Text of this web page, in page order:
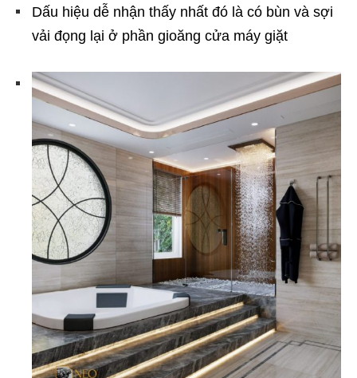
Dấu hiệu dễ nhận thấy nhất đó là có bùn và sợi
vải đọng lại ở phần gioăng cửa máy giặt